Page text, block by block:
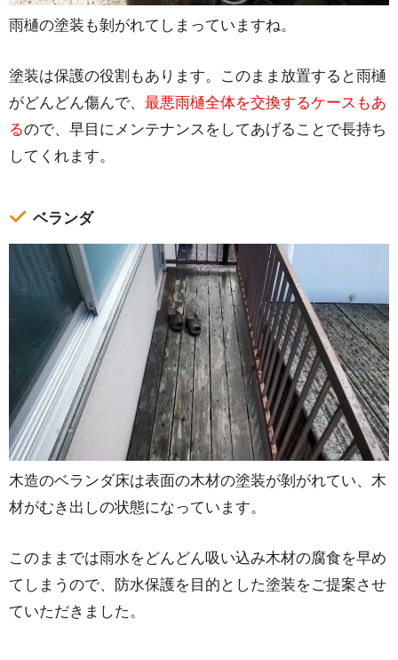
雨樋の塗装も剝がれてしまっていますね。
塗装は保護の役割もあります。このまま放置すると雨樋
がどんどん傷んで、 最悪雨樋全体を交換するケースもあ
るので、早目にメンテナンスをしてあげることで長持ち
してくれます。
ベランダ
木造のベランダ床は表面の木材の塗装が剝がれてい、木
材がむき出しの状態になっています。
このままでは雨水をどんどん吸い込み木材の腐食を早め
てしまうので、防水保護を目的とした塗装をご提案させ
ていただきました。